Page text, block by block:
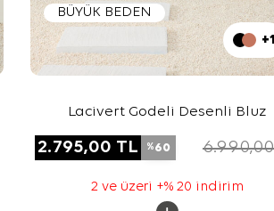
BÜYÜK BEDEN
+1
Lacivert Godeli Desenli Bluz
2.795,00 TL %60 6.990,00
2 ve üzeri +% 20 indirim